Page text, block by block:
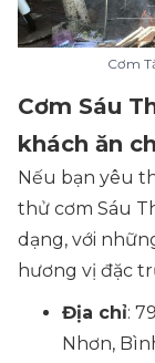
Cơm
Cơm Sáu
khách ăn
Nếu bạn yêu
thử cơm Sáu
dạng, với
hương vị đặc
Địa chỉ:
Nhơn,